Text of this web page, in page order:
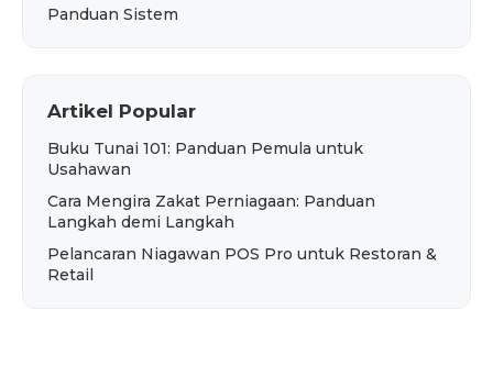
Panduan Sistem
Artikel Popular
Buku Tunai 101: Panduan Pemula untuk
Usahawan
Cara Mengira Zakat Perniagaan: Panduan
Langkah demi Langkah
Pelancaran Niagawan POS Pro untuk Restoran &
Retail